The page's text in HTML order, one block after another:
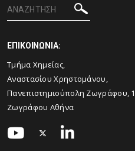
ΕΠΙΚΟΙΝΩΝΙΑ:
Τμήμα Χημείας,
Αναστασίου Χρηστομάνου,
Πανεπιστημιούπολη Ζωγράφου,
Ζωγράφου Αθήνα